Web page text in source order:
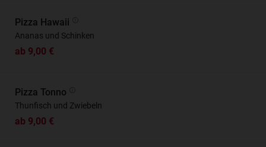
Pizza Hawaii
Ananas und Schinken
ab 9,00 €
Pizza Tonno
Thunfisch und Zwiebeln
ab 9,00 €